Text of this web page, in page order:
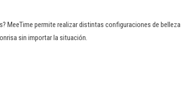
MeeTime permite realizar distintas configuraciones de belleza
sin importar la situación.